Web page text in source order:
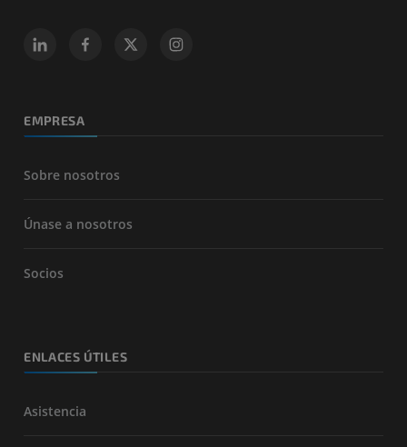
EMPRESA
Sobre nosotros
Únase a nosotros
Socios
ENLACES ÚTILES
Asistencia